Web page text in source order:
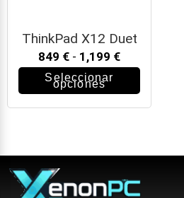
ThinkPad X12 Duet
849 € - 1,199 €
Seleccionar
opciones